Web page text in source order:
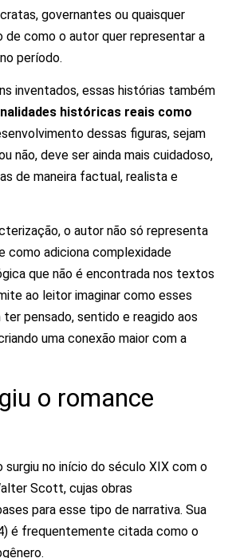
governantes ou quaisquer
de como o autor quer representar a
período.
inventados, essas histórias também
históricas reais como
dessas figuras, sejam
não, deve ser ainda mais cuidadoso,
de maneira factual, realista e
o autor não só representa
como adiciona complexidade
que não é encontrada nos textos
ao leitor imaginar como esses
pensado, sentido e reagido aos
uma conexão maior com a
o romance
surgiu no início do século XIX com o
Scott, cujas obras
para esse tipo de narrativa. Sua
é frequentemente citada como o